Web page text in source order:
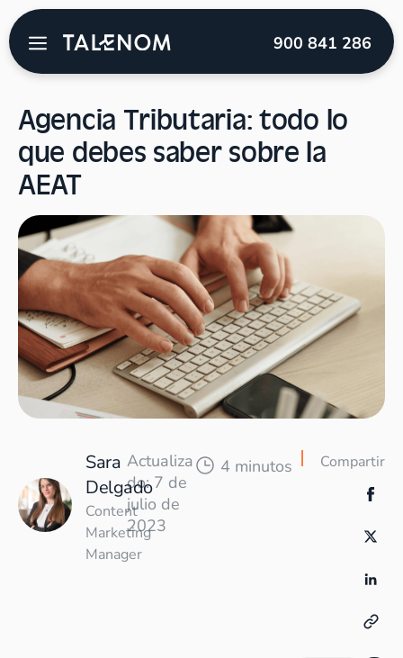
900 841 286
todo lo que debes saber sobre la AEAT
Agencia Tributaria: todo lo
que debes saber sobre la
AEAT
Sara
Delgado
Content
Marketing
Manager
Actualiza
do: 7 de
julio de
2023
4 minutos Compartir